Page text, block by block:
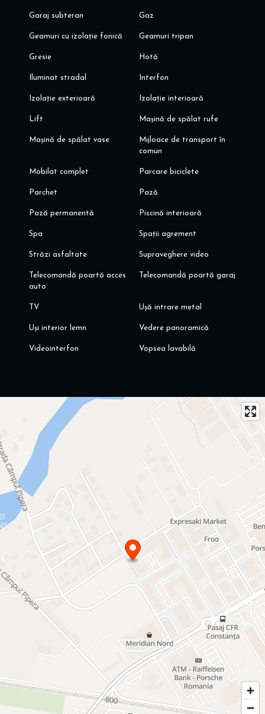
Garaj subteran Gaz
Geamuri cu izolație fonică Geamuri tripan
Gresie Hotă
Iluminat stradal Interfon
Izolație exterioară Izolație interioară
Lift Mașină de spălat rufe
Mașină de spălat vase
Mijloace de transport în
comun
Mobilat complet Parcare biciclete
Parchet Pază
Pază permanentă Piscină interioară
Spa Spații agrement
Străzi asfaltate Supraveghere video
Telecomandă poartă acces
auto
Telecomandă poartă garaj
TV Ușă intrare metal
Uși interior lemn Vedere panoramică
Videointerfon Vopsea lavabilă